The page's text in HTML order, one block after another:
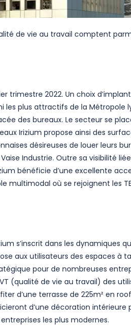
de vie au travail comptent
trimestre 2022. Un choix
plus attractifs de la Métropole
des bureaux. Le secteur se
Irizium propose ainsi des
désireuses de louer leurs
Industrie. Outre sa visibilité
bénéficie d’une excellente
où se rejoignent les
s’inscrit dans les dynamiques
aux utilisateurs des espaces à
pour de nombreuses
(qualité de vie au travail) des
d’une terrasse de 225m² en
d’une décoration
les plus modernes.